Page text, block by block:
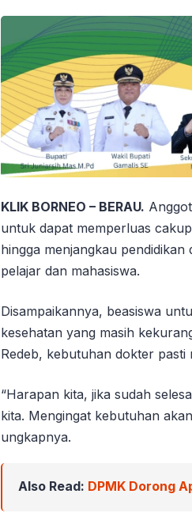
KLIK BORNEO – BERAU.
untuk dapat memperluas
hingga menjangkau
pelajar dan mahasiswa.
Disampaikannya, beasiswa
kesehatan yang masih
Redeb, kebutuhan dokter pasti
“Harapan kita, jika sudah
kita. Mengingat kebutuhan
ungkapnya.
Also Read: DPMK Dorong